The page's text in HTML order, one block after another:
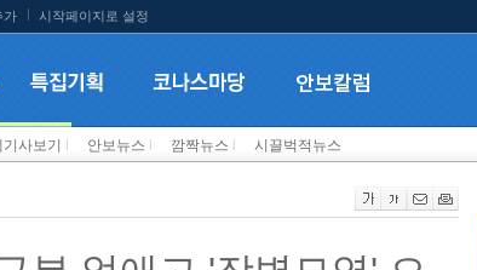
가 시작페이지로 설정
사보기 안보뉴스 깜짝뉴스 시끌벅적뉴스